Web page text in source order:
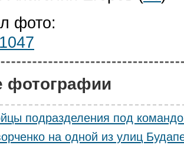
фото:
фотографии
подразделения под
на одной из улиц